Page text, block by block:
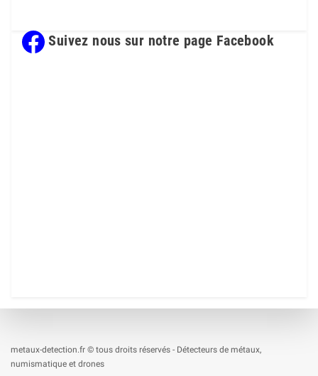
Suivez nous sur notre page Facebook
metaux-detection.fr © tous droits réservés - Détecteurs de métaux,
numismatique et drones